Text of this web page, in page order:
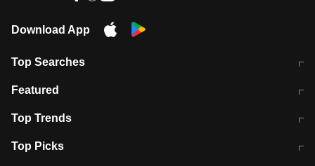
Download App
Top Searches
मुंबई में लगे 'जेन जी' के पोस्टर, लिखा- 'मैं
Featured
10 अगस्त को विधानसभा का घेराव करेंगे
Top Trends
RBI का नया नियम: अब बैंकों को अपनी सभी
Top Picks